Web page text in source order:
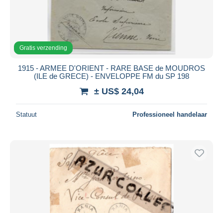
Gratis verzending
1915 - ARMEE D'ORIENT - RARE BASE de MOUDROS
(ILE de GRECE) - ENVELOPPE FM du SP 198
± US$ 24,04
Statuut Professioneel handelaar